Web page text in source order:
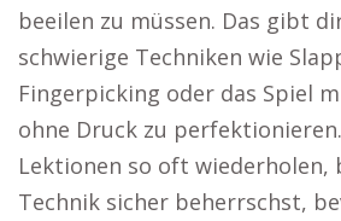
beeilen zu müssen. Das gibt
schwierige Techniken wie
Fingerpicking oder das Spiel
ohne Druck zu
Lektionen so oft wiederholen,
Technik sicher beherrschst,